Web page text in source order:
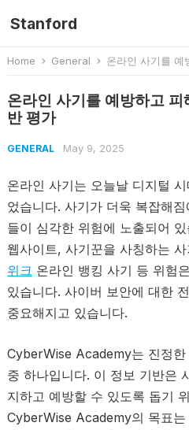
Stanford
Home General 온라인 사기를 예방
온라인 사기를 예방하고
반 평가
GENERAL May 9, 2025
온라인 사기는 오늘날 디지털
었습니다. 사기가 더욱 복잡해
들이 심각한 위험에 노출되어
웹사이트, 사기꾼을 사칭하는
위크 온라인 뱅킹 사기 등 위험
있습니다. 사이버 보안에 대한
중요해지고 있습니다.
CyberWise Academy는 진정한
중 하나입니다. 이 정보 기반은
지하고 예방할 수 있도록 돕기
CyberWise Academy의 목표